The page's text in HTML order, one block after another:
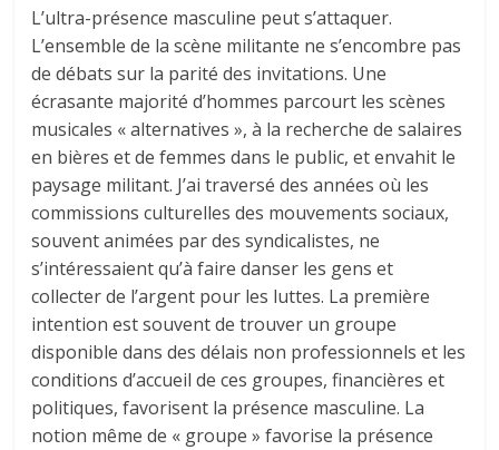
L’ultra-présence masculine peut s’attaquer.
L’ensemble de la scène militante ne s’encombre pas
de débats sur la parité des invitations. Une
écrasante majorité d’hommes parcourt les scènes
musicales « alternatives », à la recherche de salaires
en bières et de femmes dans le public, et envahit le
paysage militant. J’ai traversé des années où les
commissions culturelles des mouvements sociaux,
souvent animées par des syndicalistes, ne
s’intéressaient qu’à faire danser les gens et
collecter de l’argent pour les luttes. La première
intention est souvent de trouver un groupe
disponible dans des délais non professionnels et les
conditions d’accueil de ces groupes, financières et
politiques, favorisent la présence masculine. La
notion même de « groupe » favorise la présence